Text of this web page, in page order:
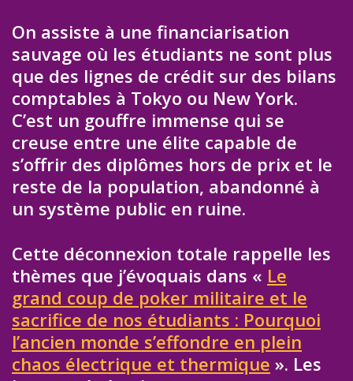
On assiste à une financiarisation
sauvage où les étudiants ne sont plus
que des lignes de crédit sur des bilans
comptables à Tokyo ou New York.
C’est un gouffre immense qui se
creuse entre une élite capable de
s’offrir des diplômes hors de prix et le
reste de la population, abandonné à
un système public en ruine.
Cette déconnexion totale rappelle les
thèmes que j’évoquais dans « Le
grand coup de poker militaire et le
sacrifice de nos étudiants : Pourquoi
l’ancien monde s’effondre en plein
chaos électrique et thermique ». Les